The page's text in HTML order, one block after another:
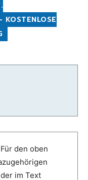
KOSTENLOSE
den oben
im Text